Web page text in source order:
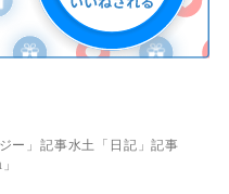
ー」記事水土「日記」記事